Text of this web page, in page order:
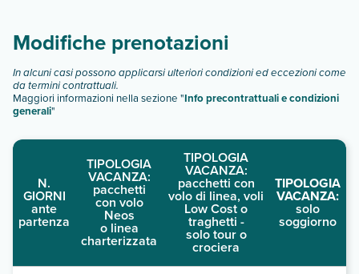
Modifiche prenotazioni
In alcuni casi possono applicarsi ulteriori condizioni ed eccezioni come
da termini contrattuali.
Maggiori informazioni nella sezione "Info precontrattuali e condizioni
generali"
N.
GIORNI
ante
partenza
TIPOLOGIA
VACANZA:
pacchetti
con volo
Neos
o linea
charterizzata
TIPOLOGIA
VACANZA:
pacchetti con
volo di linea, voli
Low Cost o
traghetti -
solo tour o
crociera
TIPOLOGIA
VACANZA:
solo
soggiorno